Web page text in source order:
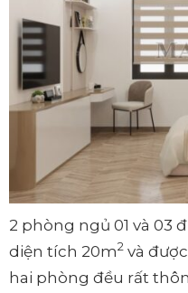
2 phòng ngủ 01 và 03
diện tích 20m2 và
hai phòng đều rất